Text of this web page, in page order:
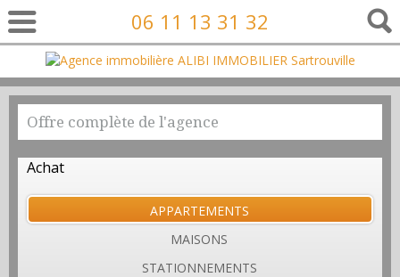
06 11 13 31 32
Offre complète de l'agence
Achat
APPARTEMENTS
MAISONS
STATIONNEMENTS